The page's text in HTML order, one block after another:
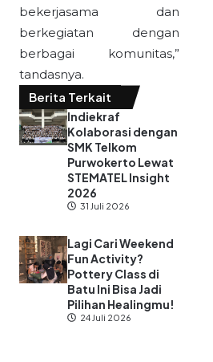
bekerjasama dan
berkegiatan dengan
berbagai komunitas,”
tandasnya.
Berita Terkait
Indiekraf
Kolaborasi dengan
SMK Telkom
Purwokerto Lewat
STEMATEL Insight
2026
31 Juli 2026
Lagi Cari Weekend
Fun Activity?
Pottery Class di
Batu Ini Bisa Jadi
Pilihan Healingmu!
24 Juli 2026